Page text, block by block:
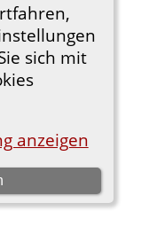
sich mit
anzeigen